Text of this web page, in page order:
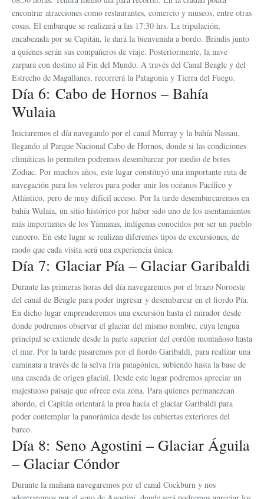
encontrar atracciones como restaurantes, comercio y museos, entre otras
cosas. El embarque se realizará a las 17:30 hrs. La tripulación,
encabezada por su Capitán, le dará la bienvenida a bordo. Brindis junto
a quienes serán sus compañeros de viaje. Posteriormente, la nave
zarpará con destino al Fin del Mundo. A través del Canal Beagle y del
Estrecho de Magallanes, recorrerá la Patagonia y Tierra del Fuego.
Día 6: Cabo de Hornos – Bahía
Wulaia
Iniciaremos el día navegando por el canal Murray y la bahía Nassau,
llegando al Parque Nacional Cabo de Hornos, donde si las condiciones
climáticas lo permiten podremos desembarcar por medio de botes
Zodiac. Por muchos años, este lugar constituyó una importante ruta de
navegación para los veleros para poder unir los océanos Pacífico y
Atlántico, pero de muy difícil acceso. Por la tarde desembarcaremos en
bahía Wulaia, un sitio histórico por haber sido uno de los asentamientos
más importantes de los Yámanas, indígenas conocidos por ser un pueblo
canoero. En este lugar se realizan diferentes tipos de excursiones, de
modo que cada visita será una experiencia única.
Día 7: Glaciar Pía – Glaciar Garibaldi
Durante las primeras horas del día navegaremos por el brazo Noroeste
del canal de Beagle para poder ingresar y desembarcar en el fiordo Pía.
En dicho lugar emprenderemos una excursión hasta el mirador desde
donde podremos observar el glaciar del mismo nombre, cuya lengua
principal se extiende desde la parte superior del cordón montañoso hasta
el mar. Por la tarde pasaremos por el fiordo Garibaldi, para realizar una
caminata a través de la selva fría patagónica, subiendo hasta la base de
una cascada de origen glacial. Desde este lugar podremos apreciar un
majestuoso paisaje que ofrece esta zona. Para quienes permanezcan
abordo, el Capitán orientará la proa hacia el glaciar Garibaldi para
poder contemplar la panorámica desde las cubiertas exteriores del
barco.
Día 8: Seno Agostini – Glaciar Águila
– Glaciar Cóndor
Durante la mañana navegaremos por el canal Cockburn y nos